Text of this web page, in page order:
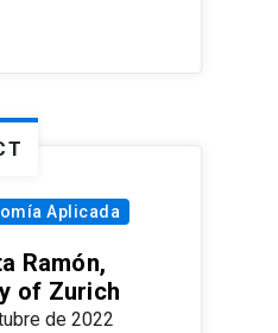
Aplicada
Ramón,
of Zurich
de 2022